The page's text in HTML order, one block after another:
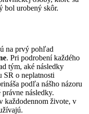
bol urobený skôr.
na prvý pohľad
. Pri podrobení každého
tým, aké následky
SR o neplatnosti
podľa nášho názoru
následky.
každodennom živote, v